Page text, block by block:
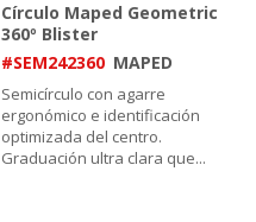
Círculo Maped Geometric
360º Blister
#SEM242360 MAPED
Semicírculo con agarre
ergonómico e identificación
optimizada del centro.
Graduación ultra clara que...